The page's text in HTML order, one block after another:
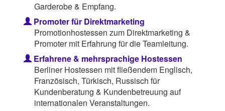
Garderobe & Empfang.
Promoter für Direktmarketing
Promotionhostessen zum Direktmarketing &
Promoter mit Erfahrung für die Teamleitung.
Erfahrene & mehrsprachige Hostessen
Berliner Hostessen mit fließendem Englisch,
Französisch, Türkisch, Russisch für
Kundenberatung & Kundenbetreuung auf
internationalen Veranstaltungen.